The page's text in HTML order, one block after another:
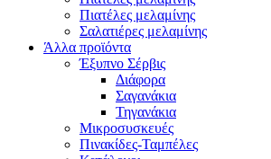
Πιατέλες μελαμίνης
Σαλατιέρες μελαμίνης
Άλλα προϊόντα
Έξυπνο Σέρβις
Διάφορα
Σαγανάκια
Τηγανάκια
Μικροσυσκευές
Πινακίδες-Ταμπέλες